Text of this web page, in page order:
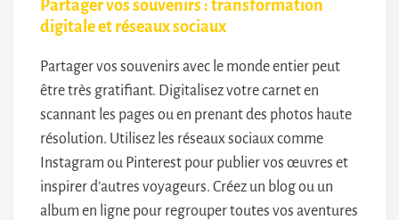
Partager vos souvenirs : transformation
digitale et réseaux sociaux
Partager vos souvenirs avec le monde entier peut
être très gratifiant. Digitalisez votre carnet en
scannant les pages ou en prenant des photos haute
résolution. Utilisez les réseaux sociaux comme
Instagram ou Pinterest pour publier vos œuvres et
inspirer d’autres voyageurs. Créez un blog ou un
album en ligne pour regrouper toutes vos aventures